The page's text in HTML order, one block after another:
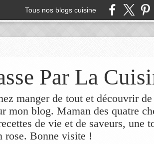
Tous nos blogs cuisine
Par La
manger de tout et découvrir
mon blog. Maman des quatre
de vie et de saveurs, une
rose. Bonne visite !